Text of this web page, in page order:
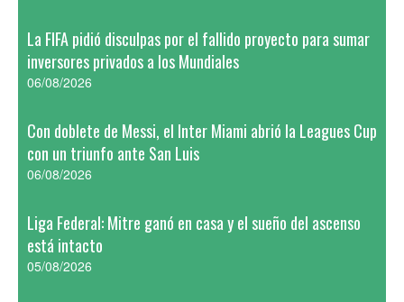
La FIFA pidió disculpas por el fallido proyecto para sumar
inversores privados a los Mundiales
06/08/2026
Con doblete de Messi, el Inter Miami abrió la Leagues Cup
con un triunfo ante San Luis
06/08/2026
Liga Federal: Mitre ganó en casa y el sueño del ascenso
está intacto
05/08/2026